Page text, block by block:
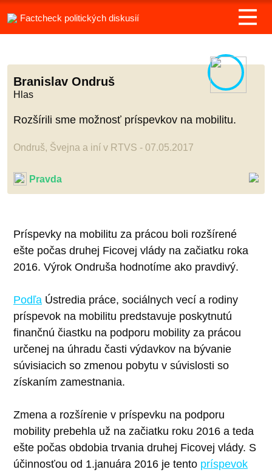
Factcheck politických diskusií
Branislav Ondruš
Hlas
Rozšírili sme možnosť príspevkov na mobilitu.
Ondruš, Švejna a iní v RTVS - 07.05.2017
Pravda
Príspevky na mobilitu za prácou boli rozšírené
ešte počas druhej Ficovej vlády na začiatku roka
2016. Výrok Ondruša hodnotíme ako pravdivý.
Podľa Ústredia práce, sociálnych vecí a rodiny
príspevok na mobilitu predstavuje poskytnutú
finančnú čiastku na podporu mobility za prácou
určenej na úhradu časti výdavkov na bývanie
súvisiacich so zmenou pobytu v súvislosti so
získaním zamestnania.
Zmena a rozšírenie v príspevku na podporu
mobility prebehla už na začiatku roku 2016 a teda
ešte počas obdobia trvania druhej Ficovej vlády. S
účinnosťou od 1.januára 2016 je tento príspevok